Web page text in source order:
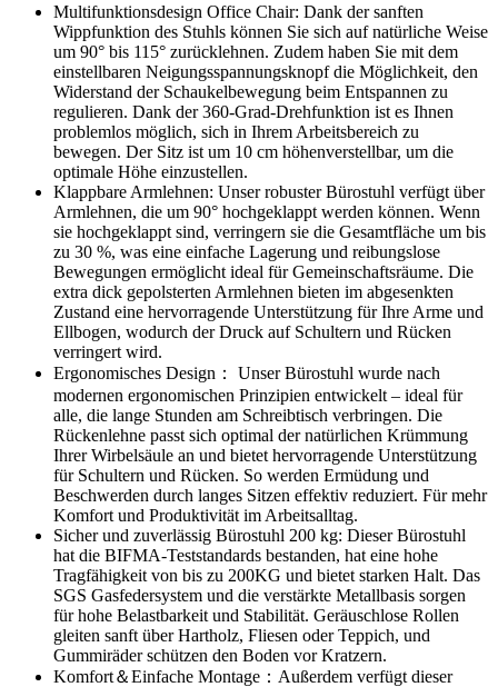
Multifunktionsdesign Office Chair: Dank der sanften
Wippfunktion des Stuhls können Sie sich auf natürliche Weise
um 90° bis 115° zurücklehnen. Zudem haben Sie mit dem
einstellbaren Neigungsspannungsknopf die Möglichkeit, den
Widerstand der Schaukelbewegung beim Entspannen zu
regulieren. Dank der 360-Grad-Drehfunktion ist es Ihnen
problemlos möglich, sich in Ihrem Arbeitsbereich zu
bewegen. Der Sitz ist um 10 cm höhenverstellbar, um die
optimale Höhe einzustellen.
Klappbare Armlehnen: Unser robuster Bürostuhl verfügt über
Armlehnen, die um 90° hochgeklappt werden können. Wenn
sie hochgeklappt sind, verringern sie die Gesamtfläche um bis
zu 30 %, was eine einfache Lagerung und reibungslose
Bewegungen ermöglicht ideal für Gemeinschaftsräume. Die
extra dick gepolsterten Armlehnen bieten im abgesenkten
Zustand eine hervorragende Unterstützung für Ihre Arme und
Ellbogen, wodurch der Druck auf Schultern und Rücken
verringert wird.
Ergonomisches Design： Unser Bürostuhl wurde nach
modernen ergonomischen Prinzipien entwickelt – ideal für
alle, die lange Stunden am Schreibtisch verbringen. Die
Rückenlehne passt sich optimal der natürlichen Krümmung
Ihrer Wirbelsäule an und bietet hervorragende Unterstützung
für Schultern und Rücken. So werden Ermüdung und
Beschwerden durch langes Sitzen effektiv reduziert. Für mehr
Komfort und Produktivität im Arbeitsalltag.
Sicher und zuverlässig Bürostuhl 200 kg: Dieser Bürostuhl
hat die BIFMA-Teststandards bestanden, hat eine hohe
Tragfähigkeit von bis zu 200KG und bietet starken Halt. Das
SGS Gasfedersystem und die verstärkte Metallbasis sorgen
für hohe Belastbarkeit und Stabilität. Geräuschlose Rollen
gleiten sanft über Hartholz, Fliesen oder Teppich, und
Gummiräder schützen den Boden vor Kratzern.
Komfort＆Einfache Montage：Außerdem verfügt dieser